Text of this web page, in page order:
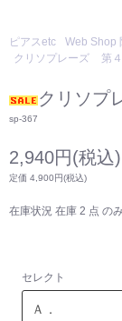
ピアスetc Web Shop
クリソプレーズ
第
クリソプ
sp-367
2,940円(税込)
定価 4,900円(税込)
在庫状況 在庫 2 点 の
セレクト